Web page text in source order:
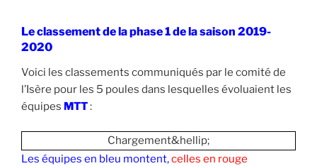
Le classement de la phase 1 de la saison 2019-
2020
Voici les classements communiqués par le comité de
l’Isère pour les 5 poules dans lesquelles évoluaient les
équipes MTT:
Chargement&hellip;
Les équipes en bleu montent,celles en rouge